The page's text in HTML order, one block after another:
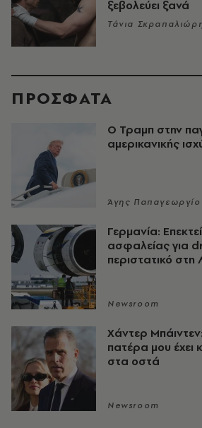
ξεβολεύει ξανά
Τάνια
ΠΡΟΣΦΑΤΑ
Ο Τραμπ στην
αμερικανικής
Άγης
Γερμανία:
ασφαλείας για
περιστατικό στη
Newsroom
Χάντερ
πατέρα μου έχει
στα οστά
Newsroom